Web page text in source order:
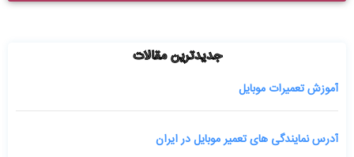
جدیدترین مقالات
آموزش تعمیرات موبایل
آدرس نمایندگی های تعمیر موبایل در ایران